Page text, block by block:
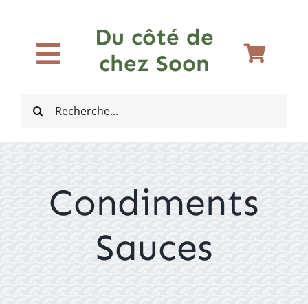
contenu
Rechercher:
Toggle
Navigation
Bières
Du côté de
chez Soon
Condiments
Sauces